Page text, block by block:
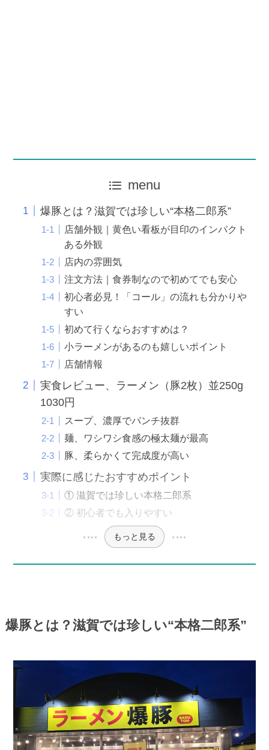
menu
爆豚とは？滋賀では珍しい“本格二郎系”
店舗外観｜黄色い看板が目印のインパクト
ある外観
店内の雰囲気
注文方法｜食券制なので初めてでも安心
初心者必見！「コール」の流れも分かりや
すい
初めて行くならおすすめは？
小ラーメンがあるのも嬉しいポイント
店舗情報
実食レビュー、ラーメン（豚2枚）並250g
1030円
スープ、濃厚でパンチ抜群
麺、ワシワシ食感の極太麺が最高
豚、柔らかくて完成度が高い
実際に感じたおすすめポイント
① 滋賀では珍しい本格二郎系
② 初心者でも入りやすい
もっと見る
爆豚とは？滋賀では珍しい“本格二郎系”